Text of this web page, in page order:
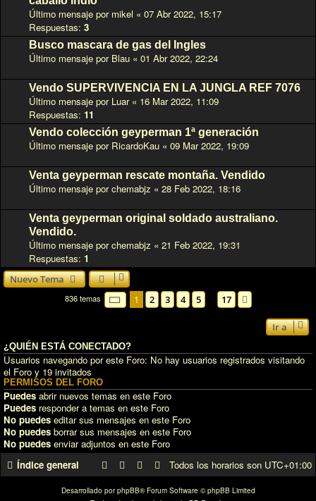
Último mensaje por mikel « 07 Abr 2022, 15:17
Respuestas: 3
Busco mascara de gas del Ingles
Último mensaje por Blau « 01 Abr 2022, 22:24
Vendo SUPERVIVENCIA EN LA JUNGLA REF 7076
Último mensaje por Luar« 16 Mar 2022, 11:09
Respuestas: 11
Vendo colección geyperman 1ª generación
Último mensaje por RicardoKau « 09 Mar 2022, 19:09
Venta geyperman rescate montaña. Vendido
Último mensaje porchemabjz « 28 Feb 2022, 18:16
Venta geyperman original soldado australiano.
Vendido.
Último mensaje porchemabjz « 21 Feb 2022, 19:31
Respuestas: 1
Nuevo Tema
836 temas Página de 17
1 2 3 4 5 17
Ir a
¿QUIÉN ESTÁ CONECTADO?
Usuarios navegando por este Foro: No hay usuarios registrados visitando
el Foro y 19 invitados
PERMISOS DEL FORO
Puedes abrir nuevos temas en este Foro
Puedes responder a temas en este Foro
No puedes editar sus mensajes en este Foro
No puedes borrar sus mensajes en este Foro
No puedes enviar adjuntos en este Foro
Índice general
Todos los horarios son UTC+01:00
Desarrollado porphpBB® Forum Software © phpBB Limited